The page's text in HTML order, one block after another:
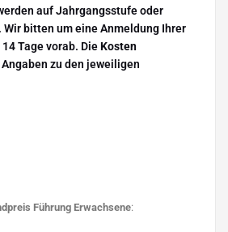
auf Jahrgangsstufe oder
bitten um eine Anmeldung Ihrer
Tage vorab. DieKosten
zu den jeweiligen
Führung Erwachsene: